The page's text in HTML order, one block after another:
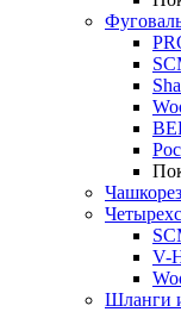
V-
Шланги